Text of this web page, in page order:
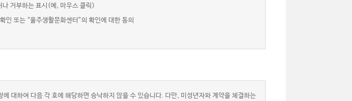
거부하는 표시(예, 마우스 클릭)
인 또는 “울주생활문화센터”의 확인에 대한 동의
대하여 다음 각 호에 해당하면 승낙하지 않을 수 있습니다. 다만, 미성년자와 계약을 체결하는